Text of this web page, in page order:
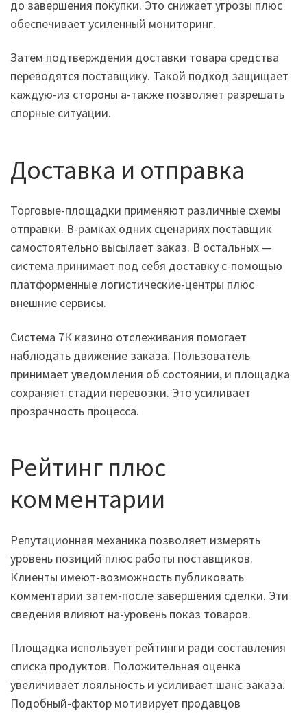
до завершения покупки. Это снижает угрозы плюс
обеспечивает усиленный мониторинг.
Затем подтверждения доставки товара средства
переводятся поставщику. Такой подход защищает
каждую-из стороны а-также позволяет разрешать
спорные ситуации.
Доставка и отправка
Торговые-площадки применяют различные схемы
отправки. В-рамках одних сценариях поставщик
самостоятельно высылает заказ. В остальных —
система принимает под себя доставку с-помощью
платформенные логистические-центры плюс
внешние сервисы.
Система 7К казино отслеживания помогает
наблюдать движение заказа. Пользователь
принимает уведомления об состоянии, и площадка
сохраняет стадии перевозки. Это усиливает
прозрачность процесса.
Рейтинг плюс
комментарии
Репутационная механика позволяет измерять
уровень позиций плюс работы поставщиков.
Клиенты имеют-возможность публиковать
комментарии затем-после завершения сделки. Эти
сведения влияют на-уровень показ товаров.
Площадка использует рейтинги ради составления
списка продуктов. Положительная оценка
увеличивает лояльность и усиливает шанс заказа.
Подобный-фактор мотивирует продавцов